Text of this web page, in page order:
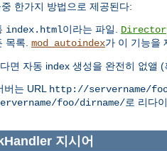
한가지 방법으로 제공된다:
index.html이라는 파일.
목록. mod_autoindex가 이 기능을
면 자동 index 생성을 완전히 없앨
버는 URL http://servername/
foo/dirname/로 리다
지시어